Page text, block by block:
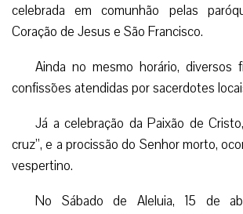
celebrada em comunhão pelas
Coração de Jesus e São Francisco.
Ainda no mesmo horário, diversos
confissões atendidas por sacerdotes
Já a celebração da Paixão de
cruz”, e a procissão do Senhor morto,
vespertino.
No Sábado de Aleluia, 15 de